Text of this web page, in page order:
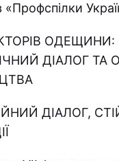
«Профспілки
ОДЕЩИНИ:
ДІАЛОГ ТА
ДІАЛОГ,